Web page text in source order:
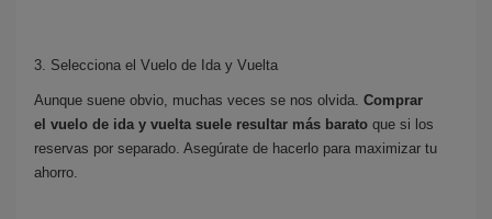
3. Selecciona el Vuelo de Ida y Vuelta
Aunque suene obvio, muchas veces se nos olvida. Comprar
el vuelo de ida y vuelta suele resultar más barato que si los
reservas por separado. Asegúrate de hacerlo para maximizar tu
ahorro.